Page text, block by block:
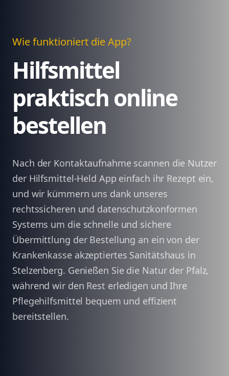
Wie funktioniert die App?
Hilfsmittel
praktisch online
bestellen
Nach der Kontaktaufnahme scannen die Nutzer
der Hilfsmittel-Held App einfach ihr Rezept ein,
und wir kümmern uns dank unseres
rechtssicheren und datenschutzkonformen
Systems um die schnelle und sichere
Übermittlung der Bestellung an ein von der
Krankenkasse akzeptiertes Sanitätshaus in
Stelzenberg. Genießen Sie die Natur der Pfalz,
während wir den Rest erledigen und Ihre
Pflegehilfsmittel bequem und effizient
bereitstellen.